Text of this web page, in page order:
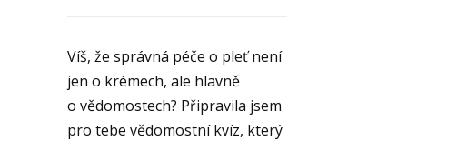
Víš, že správná péče o pleť není
jen o krémech, ale hlavně
o vědomostech? Připravila jsem
pro tebe vědomostní kvíz, který